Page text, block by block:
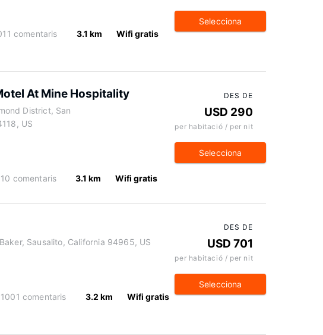
comentaris 3.1 km Wifi gratis
Selecciona
At Mine Hospitality
District, San
US
10 comentaris 3.1 km Wifi gratis
DES DE
USD 290
per habitació / per nit
Selecciona
Sausalito, California 94965, US
1001 comentaris 3.2 km Wifi gratis
DES DE
USD 701
per habitació / per nit
Selecciona